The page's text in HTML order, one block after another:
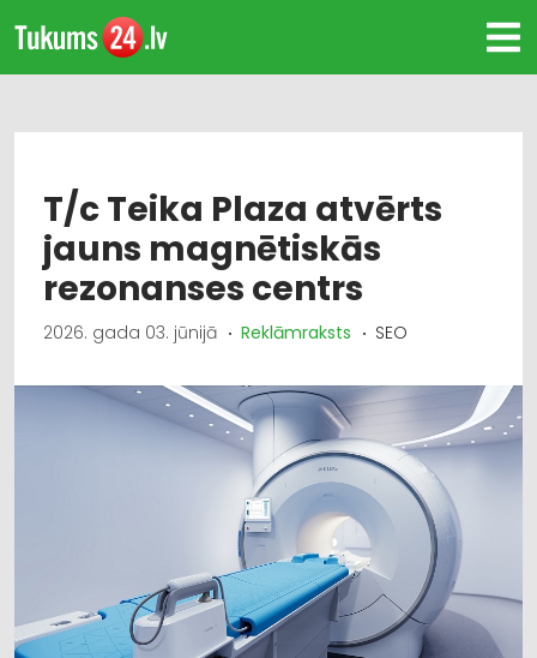
T/c Teika Plaza atvērts
jauns magnētiskās
rezonanses centrs
2026. gada 03. jūnijā Reklāmraksts SEO